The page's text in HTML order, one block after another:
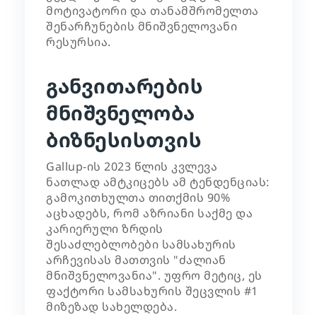
მოტივატორი და თანამშრომელთა
შენარჩუნების მნიშვნელოვანი
რესურსია.
განვითარების
მნიშვნელობა
ბიზნესისთვის
Gallup-ის 2023 წლის კვლევა
ნათლად ამტკიცებს ამ ტენდენციას:
გამოკითხულთა თითქმის 90%
აცხადებს, რომ აზრიანი საქმე და
კარიერული ზრდის
შესაძლებლობები სამსახურის
არჩევისას მათთვის "ძალიან
მნიშვნელოვანია". უფრო მეტიც, ეს
ფაქტორი სამსახურის შეცვლის #1
მიზეზად სახელდება.